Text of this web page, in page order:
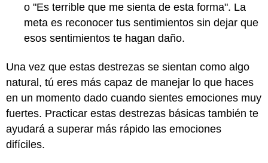
o "Es terrible que me sienta de esta forma". La
meta es reconocer tus sentimientos sin dejar que
esos sentimientos te hagan daño.
Una vez que estas destrezas se sientan como algo
natural, tú eres más capaz de manejar lo que haces
en un momento dado cuando sientes emociones muy
fuertes. Practicar estas destrezas básicas también te
ayudará a superar más rápido las emociones
difíciles.